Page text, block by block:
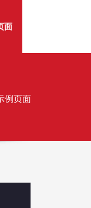
面
例页面